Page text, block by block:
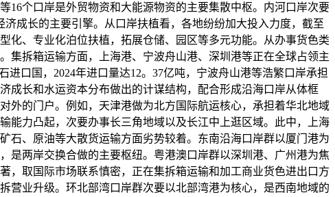
16个口岸是外贸物资和大能源物资的主要集散中枢。内河口岸次要
成长的主要引擎。从口岸扶植看，各地纷纷加大投入力度，截至
化、专业化泊位扶植，拓展仓储、园区等多元功能。从办事货色类
集拆箱运输方面，上海港、宁波舟山港、深圳港等正在全球占领主
口国，2024年进口量达12。37亿吨，宁波舟山港等浩繁口岸承担
成长和水运资本分布做出的计谋结构，配合形成沿海口岸从体框
外的门户。例如，天津港做为北方国际航运核心，承担着华北地域
能力凸起，次要办事长三角地域以及长江中上逛区域。此中，上海
石、原油等大散货运输方面劣势较着。东南沿海口岸群以厦门港为
是两岸交换合做的主要枢纽。粤港澳口岸群以深圳港、广州港为焦
，取国际市场联系慎密，正在集拆箱运输和加工商业货色进出口方
营业升级。环北部湾口岸群次要以北部湾港为核心，是西南地域的